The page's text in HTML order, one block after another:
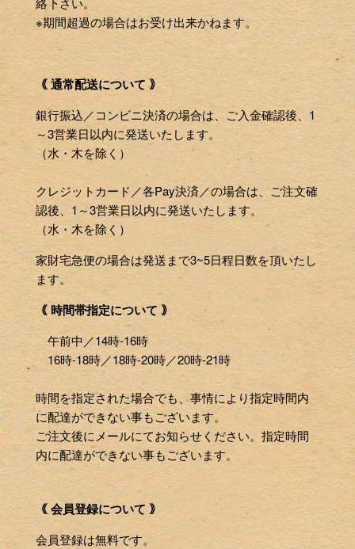
※期間超過の場合はお受け出来かねます。
｟ 通常配送について ｠
銀行振込／コンビニ決済の場合は、ご入金確認後、1
～3営業日以内に発送いたします。
（水・木を除く）
クレジットカード／各Pay決済／の場合は、ご注文確
認後、1～3営業日以内に発送いたします。
（水・木を除く）
家財宅急便の場合は発送まで3~5日程日数を頂いたし
ます。
｟ 時間帯指定について ｠
午前中／14時-16時
16時-18時／18時-20時／20時-21時
時間を指定された場合でも、事情により指定時間内
に配達ができない事もございます。
ご注文後にメールにてお知らせください。指定時間
内に配達ができない事もございます。
｟ 会員登録について ｠
会員登録は無料です。